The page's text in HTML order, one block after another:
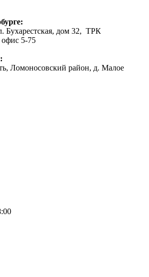
Бухарестская, дом 32, ТРК
5-75
Ломоносовский район, д. Малое